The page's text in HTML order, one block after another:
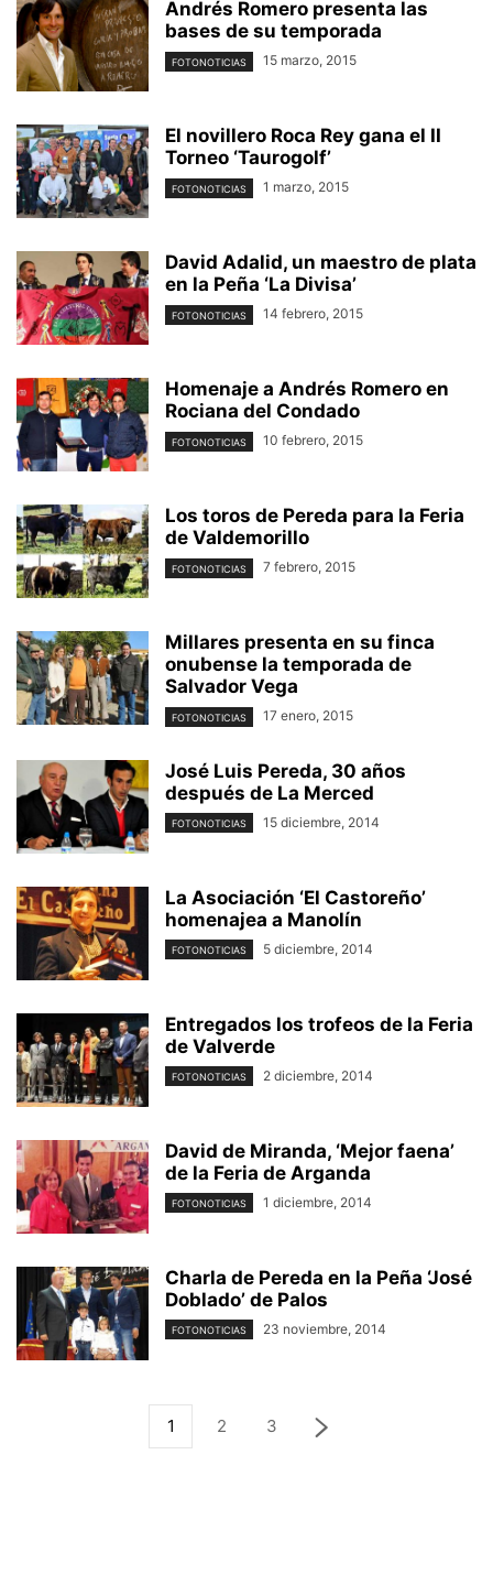
Andrés Romero presenta las
bases de su temporada
FOTONOTICIAS 15 marzo, 2015
El novillero Roca Rey gana el II
Torneo ‘Taurogolf’
FOTONOTICIAS 1 marzo, 2015
David Adalid, un maestro de plata
en la Peña ‘La Divisa’
FOTONOTICIAS 14 febrero, 2015
Homenaje a Andrés Romero en
Rociana del Condado
FOTONOTICIAS 10 febrero, 2015
Los toros de Pereda para la Feria
de Valdemorillo
FOTONOTICIAS 7 febrero, 2015
Millares presenta en su finca
onubense la temporada de
Salvador Vega
FOTONOTICIAS 17 enero, 2015
José Luis Pereda, 30 años
después de La Merced
FOTONOTICIAS 15 diciembre, 2014
La Asociación ‘El Castoreño’
homenajea a Manolín
FOTONOTICIAS 5 diciembre, 2014
Entregados los trofeos de la Feria
de Valverde
FOTONOTICIAS 2 diciembre, 2014
David de Miranda, ‘Mejor faena’
de la Feria de Arganda
FOTONOTICIAS 1 diciembre, 2014
Charla de Pereda en la Peña ‘José
Doblado’ de Palos
FOTONOTICIAS 23 noviembre, 2014
1 2 3